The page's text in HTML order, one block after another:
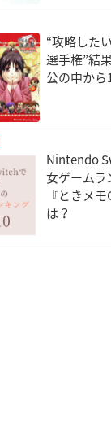
“攻略した
選手権”結
公の中から
Nintendo
女ゲームラ
『ときメ
は？